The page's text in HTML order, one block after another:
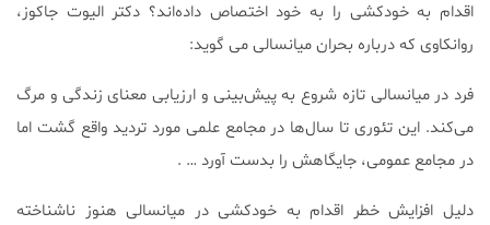
اقدام به خودکشی را به خود اختصاص داده‌اند؟ دکتر الیوت جاکوز،
روانکاوی که درباره بحران میانسالی می گوید:
فرد در میانسالی تازه شروع به پیش‌بینی و ارزیابی معنای زندگی و مرگ
می‌کند. این تئوری تا سال‌ها در مجامع علمی مورد تردید واقع گشت اما
در مجامع عمومی، جایگاهش را بدست آورد … .
دلیل افزایش خطر اقدام به خودکشی در میانسالی هنوز ناشناخته